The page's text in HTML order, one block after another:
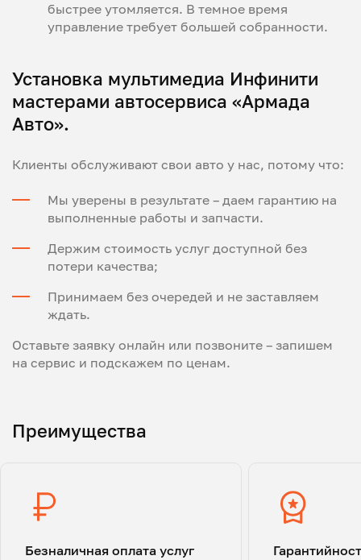
быстрее утомляется. В темное время
управление требует большей собранности.
Установка мультимедиа Инфинити
мастерами автосервиса «Армада
Авто».
Клиенты обслуживают свои авто у нас, потому что:
Мы уверены в результате – даем гарантию на
выполненные работы и запчасти.
Держим стоимость услуг доступной без
потери качества;
Принимаем без очередей и не заставляем
ждать.
Оставьте заявку онлайн или позвоните – запишем
на сервис и подскажем по ценам.
Преимущества
Безналичная оплата услуг